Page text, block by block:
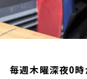
毎週木曜深夜0時